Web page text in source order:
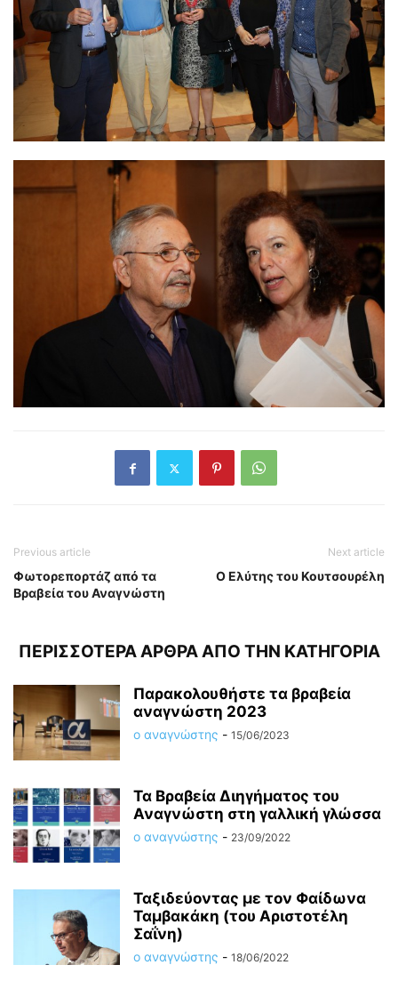
Previous article
Φωτορεπορτάζ από τα
Βραβεία του Αναγνώστη
Next article
Ο Ελύτης του Κουτσουρέλη
ΠΕΡΙΣΣΟΤΕΡΑ ΑΡΘΡΑ ΑΠΟ ΤΗΝ ΚΑΤΗΓΟΡΙΑ
Παρακολουθήστε τα βραβεία
αναγνώστη 2023
ο αναγνώστης - 15/06/2023
Τα Βραβεία Διηγήματος του
Αναγνώστη στη γαλλική γλώσσα
ο αναγνώστης - 23/09/2022
Ταξιδεύοντας με τον Φαίδωνα
Ταμβακάκη (του Αριστοτέλη
Σαΐνη)
ο αναγνώστης - 18/06/2022